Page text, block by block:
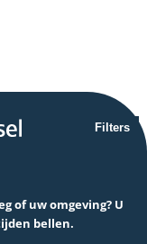
Filters
of uw omgeving? U
bellen.